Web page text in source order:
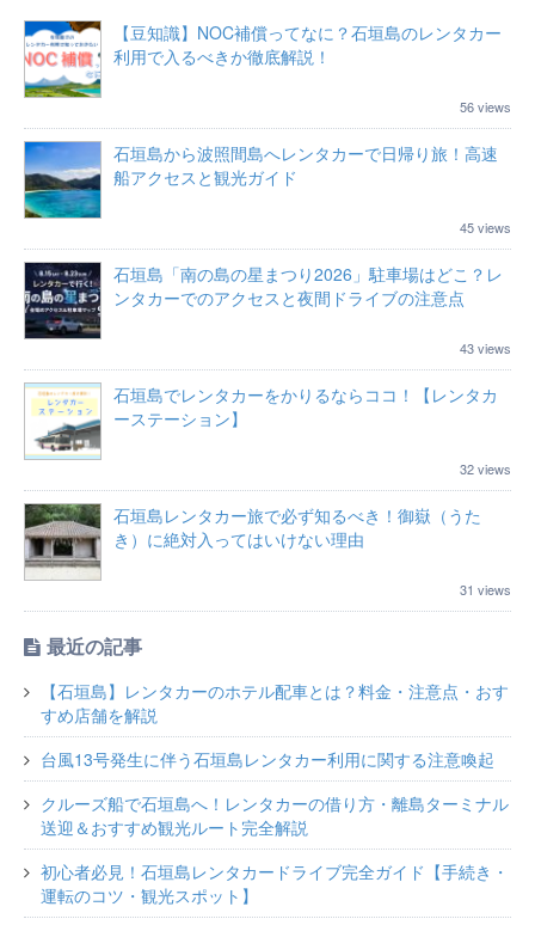
【豆知識】NOC補償ってなに？石垣島のレンタカー
利用で入るべきか徹底解説！
56 views
石垣島から波照間島へレンタカーで日帰り旅！高速
船アクセスと観光ガイド
45 views
石垣島「南の島の星まつり2026」駐車場はどこ？レ
ンタカーでのアクセスと夜間ドライブの注意点
43 views
石垣島でレンタカーをかりるならココ！【レンタカ
ーステーション】
32 views
石垣島レンタカー旅で必ず知るべき！御嶽（うた
き）に絶対入ってはいけない理由
31 views
最近の記事
【石垣島】レンタカーのホテル配車とは？料金・注意点・おす
すめ店舗を解説
台風13号発生に伴う石垣島レンタカー利用に関する注意喚起
クルーズ船で石垣島へ！レンタカーの借り方・離島ターミナル
送迎＆おすすめ観光ルート完全解説
初心者必見！石垣島レンタカードライブ完全ガイド【手続き・
運転のコツ・観光スポット】